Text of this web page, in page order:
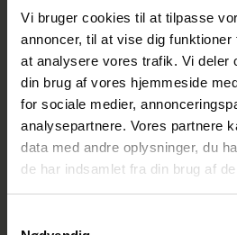
Vi bruger cookies til at tilpasse
annoncer, til at vise dig
at analysere vores trafik. Vi deler
din brug af vores hjemmeside
for sociale medier,
analysepartnere. Vores partnere
data med andre oplysninger, du
de har indsamlet fra din brug af
Ved tilmeding